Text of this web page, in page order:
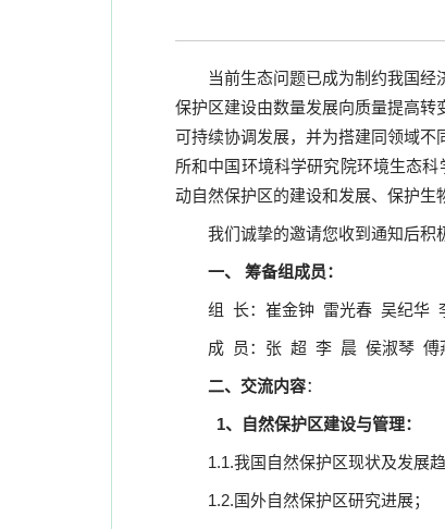
当前生态问题已成为制约我国
保护区建设由数量发展向质量提高转
可持续协调发展，并为搭建同领域不
所和中国环境科学研究院环境生态
动自然保护区的建设和发展、保护生
我们诚挚的邀请您收到通知后积
一、 筹备组成员：
组 长：崔金钟 雷光春 吴纪华
成 员 ：张 超 李 晨 侯淑琴 傅
二、交流内容：
1、自然保护区建设与管理：
1.1.我国自然保护区现状及发展趋
1.2.国外自然保护区研究进展；